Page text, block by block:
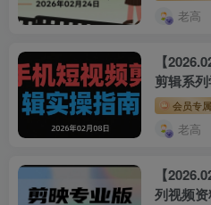
老高
【
剪辑系
板实操
会员专属
老高
【
列视频